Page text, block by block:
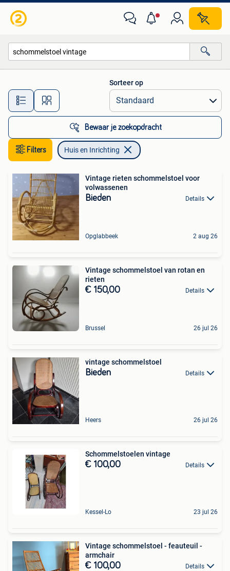
Alle afstanden…
Sorteer op
Bewaar je zoekopdracht
Filters Huis en Inrichting
Vintage rieten schommelstoel voor
volwassenen
Bieden Details
Opglabbeek 2 aug 26
Vintage schommelstoel van rotan en
rieten
€ 150,00 Details
Brussel 26 jul 26
vintage schommelstoel
Bieden Details
Heers 26 jul 26
Schommelstoelen vintage
€ 100,00 Details
Kessel-Lo 23 jul 26
Vintage schommelstoel - feauteuil -
armchair
€ 100,00 Details